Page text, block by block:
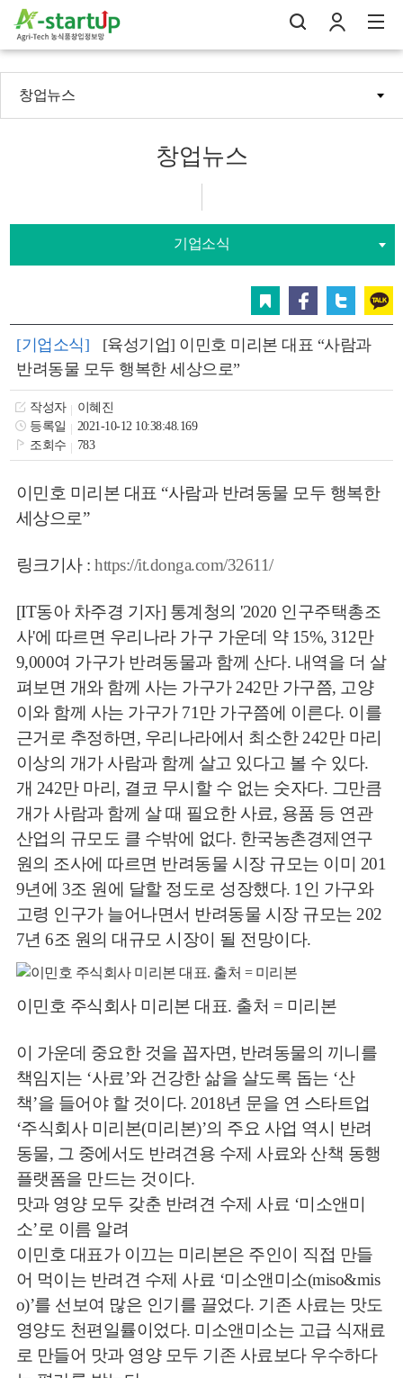
창 인
창업뉴스
창업뉴스
기업소식
트위터 카카오
[기업소식]
[육성기업] 이민호 미리본 대표 “사람과
반려동물 모두 행복한 세상으로”
작성자
이혜진
등록일
2021-10-12 10:38:48.169
조회수
783
이민호 미리본 대표 “사람과 반려동물 모두 행복한
세상으로”
링크기사 :https://it.donga.com/32611/
[IT동아 차주경 기자] 통계청의 '2020 인구주택총조
사'에 따르면 우리나라 가구 가운데 약 15%, 312만
9,000여 가구가 반려동물과 함께 산다. 내역을 더 살
펴보면 개와 함께 사는 가구가 242만 가구쯤, 고양
이와 함께 사는 가구가 71만 가구쯤에 이른다. 이를
근거로 추정하면, 우리나라에서 최소한 242만 마리
이상의 개가 사람과 함께 살고 있다고 볼 수 있다.
개 242만 마리, 결코 무시할 수 없는 숫자다. 그만큼
개가 사람과 함께 살 때 필요한 사료, 용품 등 연관
산업의 규모도 클 수밖에 없다. 한국농촌경제연구
원의 조사에 따르면 반려동물 시장 규모는 이미 201
9년에 3조 원에 달할 정도로 성장했다. 1인 가구와
고령 인구가 늘어나면서 반려동물 시장 규모는 202
7년 6조 원의 대규모 시장이 될 전망이다.
이민호 주식회사 미리본 대표. 출처 = 미리본
이 가운데 중요한 것을 꼽자면, 반려동물의 끼니를
책임지는 ‘사료’와 건강한 삶을 살도록 돕는 ‘산
책’을 들어야 할 것이다. 2018년 문을 연 스타트업
‘주식회사 미리본(미리본)’의 주요 사업 역시 반려
동물, 그 중에서도 반려견용 수제 사료와 산책 동행
플랫폼을 만드는 것이다.
맛과 영양 모두 갖춘 반려견 수제 사료 ‘미소앤미
소’로 이름 알려
이민호 대표가 이끄는 미리본은 주인이 직접 만들
어 먹이는 반려견 수제 사료 ‘미소앤미소(miso&mis
o)’를 선보여 많은 인기를 끌었다. 기존 사료는 맛도
영양도 천편일률이었다. 미소앤미소는 고급 식재료
로 만들어 맛과 영양 모두 기존 사료보다 우수하다